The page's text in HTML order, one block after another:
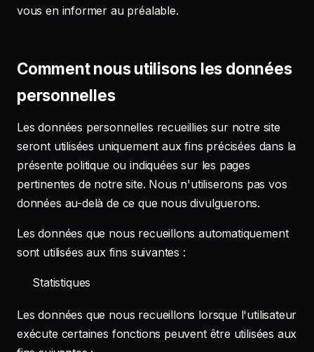
vous en informer au préalable.
Comment nous utilisons les données
personnelles
Les données personnelles recueillies sur notre site
seront utilisées uniquement aux fins précisées dans la
présente politique ou indiquées sur les pages
pertinentes de notre site. Nous n'utiliserons pas vos
données au-delà de ce que nous divulguerons.
Les données que nous recueillons automatiquement
sont utilisées aux fins suivantes :
Statistiques
Les données que nous recueillons lorsque l'utilisateur
exécute certaines fonctions peuvent être utilisées aux